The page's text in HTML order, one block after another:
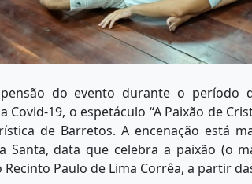
do evento durante o período
Covid-19, o espetáculo “A Paixão de
de Barretos. A encenação está
Santa, data que celebra a paixão (o
Recinto Paulo de Lima Corrêa, a partir